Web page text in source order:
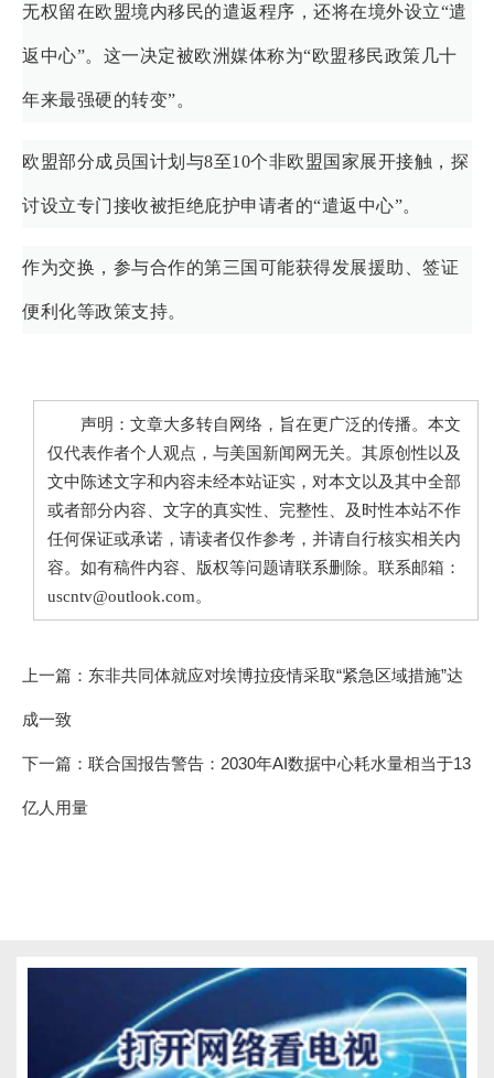
无权留在欧盟境内移民的遣返程序，还将在境外设立“遣
返中心”。这一决定被欧洲媒体称为“欧盟移民政策几十
年来最强硬的转变”。
欧盟部分成员国计划与8至10个非欧盟国家展开接触，探
讨设立专门接收被拒绝庇护申请者的“遣返中心”。
作为交换，参与合作的第三国可能获得发展援助、签证
便利化等政策支持。
声明：文章大多转自网络，旨在更广泛的传播。本文
仅代表作者个人观点，与美国新闻网无关。其原创性以及
文中陈述文字和内容未经本站证实，对本文以及其中全部
或者部分内容、文字的真实性、完整性、及时性本站不作
任何保证或承诺，请读者仅作参考，并请自行核实相关内
容。如有稿件内容、版权等问题请联系删除。联系邮箱：
uscntv@outlook.com。
上一篇： 东非共同体就应对埃博拉疫情采取“紧急区域措施”达
成一致
下一篇： 联合国报告警告：2030年AI数据中心耗水量相当于13
亿人用量